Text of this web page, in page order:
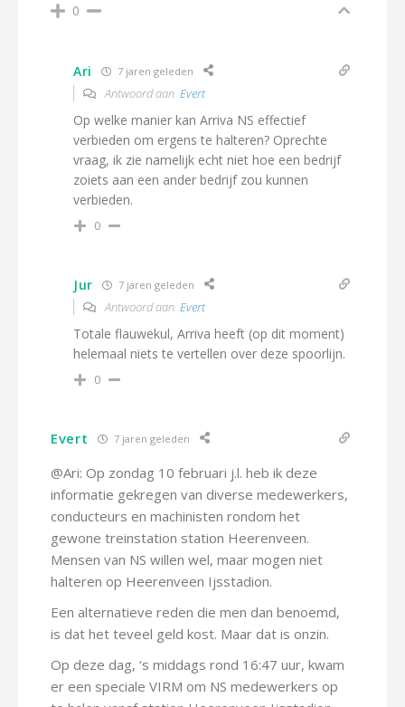
0
Ari 7 jaren geleden
Antwoord aan Evert
Op welke manier kan Arriva NS effectief
verbieden om ergens te halteren? Oprechte
vraag, ik zie namelijk echt niet hoe een bedrijf
zoiets aan een ander bedrijf zou kunnen
verbieden.
0
Jur 7 jaren geleden
Antwoord aan Evert
Totale flauwekul, Arriva heeft (op dit moment)
helemaal niets te vertellen over deze spoorlijn.
0
Evert 7 jaren geleden
@Ari: Op zondag 10 februari j.l. heb ik deze
informatie gekregen van diverse medewerkers,
conducteurs en machinisten rondom het
gewone treinstation station Heerenveen.
Mensen van NS willen wel, maar mogen niet
halteren op Heerenveen Ijsstadion.
Een alternatieve reden die men dan benoemd,
is dat het teveel geld kost. Maar dat is onzin.
Op deze dag, ‘s middags rond 16:47 uur, kwam
er een speciale VIRM om NS medewerkers op